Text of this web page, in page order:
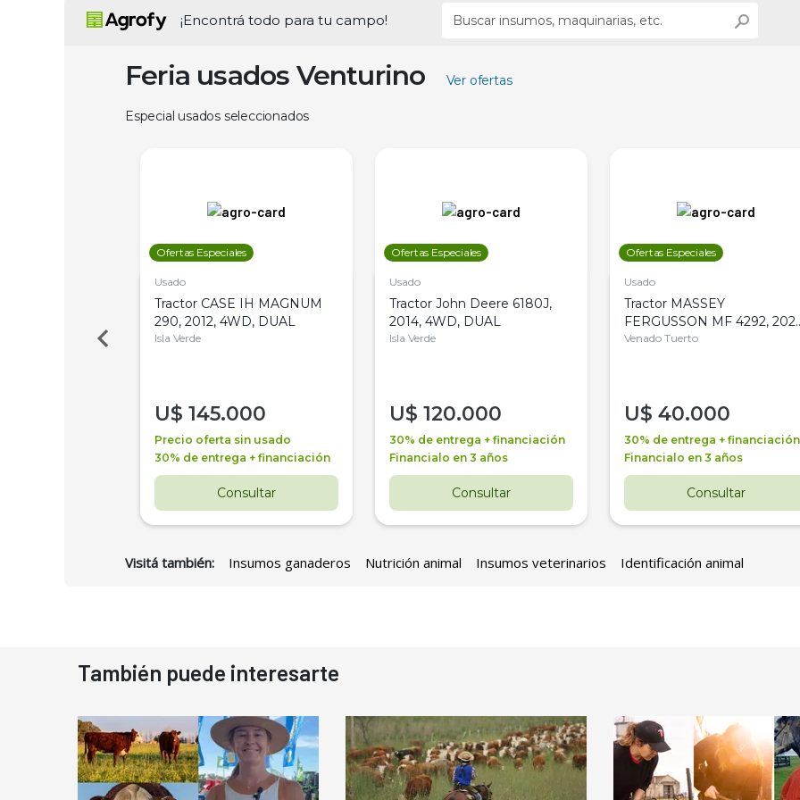
¡Encontrá todo para tu campo!
Feria usados Venturino Ver ofertas
Especial usados seleccionados
Ofertas Especiales
Usado
Tractor CASE IH MAGNUM
290, 2012, 4WD, DUAL
Isla Verde
U$ 145.000
Precio oferta sin usado
30% de entrega + financiación
Consultar
Ofertas Especiales
Usado
Tractor John Deere 6180J,
2014, 4WD, DUAL
Isla Verde
U$ 120.000
30% de entrega + financiación
Financialo en 3 años
Consultar
Ofertas Especiales
Usado
Tractor MASSEY
FERGUSSON MF 4292,
4WD, PATON
Venado Tuerto
U$ 40.000
30% de entrega + financiación
Financialo en 3 años
Consultar
Visitá también: Insumos ganaderos Nutrición animal Insumos veterinarios Identificación animal
También puede interesarte